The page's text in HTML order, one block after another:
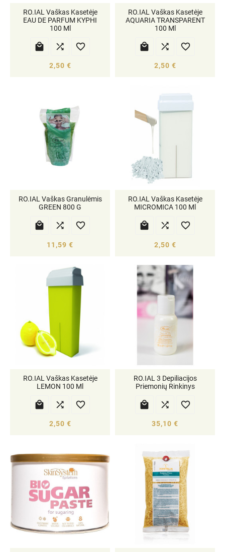
RO.IAL Vaškas Kasetėje
EAU DE PARFUM KYPHI
100 Ml
  
2,50 €
RO.IAL Vaškas Kasetėje
AQUARIA TRANSPARENT
100 Ml
  
2,50 €
RO.IAL Vaškas Granulėmis
GREEN 800 G
  
11,59 €
RO.IAL Vaškas Kasetėje
MICROMICA 100 Ml
  
2,50 €
RO.IAL Vaškas Kasetėje
LEMON 100 Ml
  
2,50 €
RO.IAL 3 Depiliacijos
Priemonių Rinkinys
  
35,10 €